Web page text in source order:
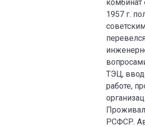
комбинат
1957 г.
ТЭЦ,
работе,
Проживал
РСФСР.